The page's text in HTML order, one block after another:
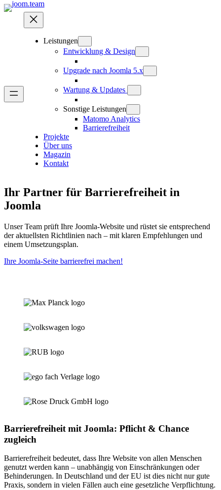
Leistungen
Entwicklung & Design
Upgrade nach Joomla 5.x
Wartung & Updates
Sonstige Leistungen
Matomo Analytics
Barrierefreiheit
Projekte
Über uns
Magazin
Kontakt
Ihr Partner für Barrierefreiheit in
Joomla
Unser Team prüft Ihre Joomla-Website und rüstet sie entsprechend
der aktuellsten Richtlinien nach – mit klaren Empfehlungen und
einem Umsetzungsplan.
Ihre Joomla-Seite barrierefrei machen!
Barrierefreiheit mit Joomla: Pflicht & Chance
zugleich
Barrierefreiheit bedeutet, dass Ihre Website von allen Menschen
genutzt werden kann – unabhängig von Einschränkungen oder
Behinderungen. In Deutschland und der EU ist dies nicht nur gute
Praxis, sondern in vielen Fällen auch eine gesetzliche Verpflichtung.